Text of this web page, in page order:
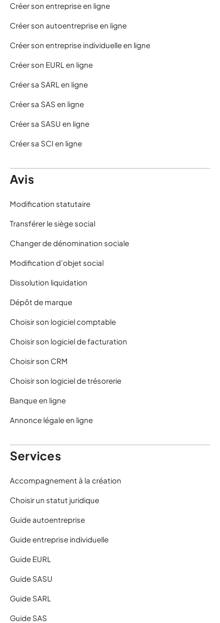
Créer son entreprise en ligne
Créer son autoentreprise en ligne
Créer son entreprise individuelle en ligne
Créer son EURL en ligne
Créer sa SARL en ligne
Créer sa SAS en ligne
Créer sa SASU en ligne
Créer sa SCI en ligne
Avis
Modification statutaire
Transférer le siège social
Changer de dénomination sociale
Modification d’objet social
Dissolution liquidation
Dépôt de marque
Choisir son logiciel comptable
Choisir son logiciel de facturation
Choisir son CRM
Choisir son logiciel de trésorerie
Banque en ligne
Annonce légale en ligne
Services
Accompagnement à la création
Choisir un statut juridique
Guide autoentreprise
Guide entreprise individuelle
Guide EURL
Guide SASU
Guide SARL
Guide SAS